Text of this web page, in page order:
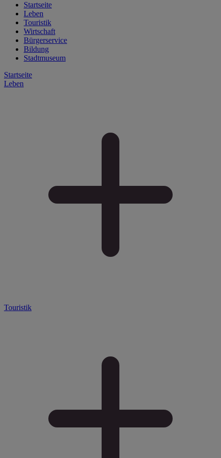
Startseite
Leben
Touristik
Wirtschaft
Bürgerservice
Bildung
Stadtmuseum
Startseite
Leben
Touristik